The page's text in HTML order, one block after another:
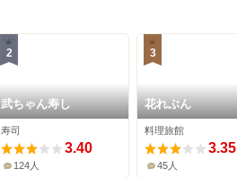
2
武ちゃん寿し
寿司
3.40
124人
3
花れぶん
料理旅館
3.35
45人